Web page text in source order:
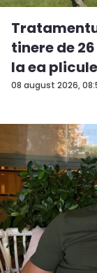
08 august 2026,
tinere de
la ea